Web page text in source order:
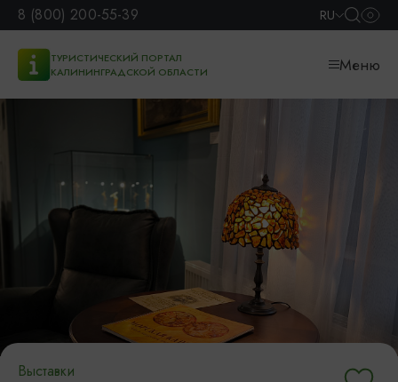
8 (800) 200-55-39 RU
ТУРИСТИЧЕСКИЙ ПОРТАЛ
КАЛИНИНГРАДСКОЙ ОБЛАСТИ
Меню
Выставки